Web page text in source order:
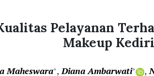
Pelayanan
Makeup Kediri
Maheswara+ Diana Ambarwati+